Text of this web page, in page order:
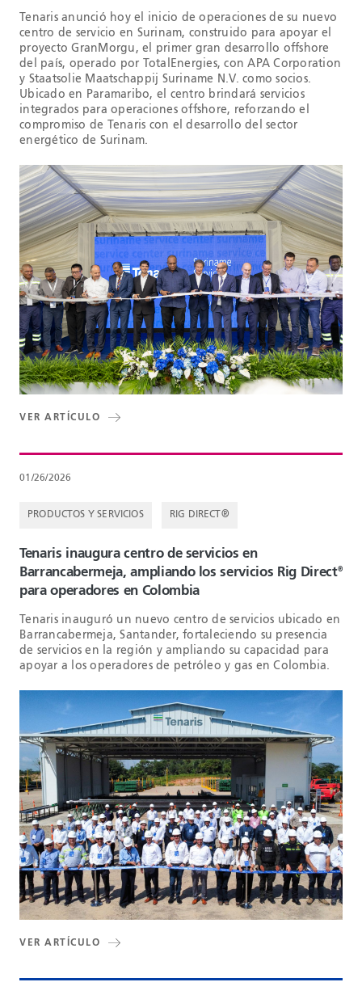
Tenaris anunció hoy el inicio de operaciones de su nuevo
centro de servicio en Surinam, construido para apoyar el
proyecto GranMorgu, el primer gran desarrollo offshore
del país, operado por TotalEnergies, con APA Corporation
y Staatsolie Maatschappij Suriname N.V. como socios.
Ubicado en Paramaribo, el centro brindará servicios
integrados para operaciones offshore, reforzando el
compromiso de Tenaris con el desarrollo del sector
energético de Surinam.
VER ARTÍCULO
01/26/2026
PRODUCTOS Y SERVICIOS RIG DIRECT®
Tenaris inaugura centro de servicios en
Barrancabermeja, ampliando los servicios Rig Direct®
para operadores en Colombia
Tenaris inauguró un nuevo centro de servicios ubicado en
Barrancabermeja, Santander, fortaleciendo su presencia
de servicios en la región y ampliando su capacidad para
apoyar a los operadores de petróleo y gas en Colombia.
VER ARTÍCULO